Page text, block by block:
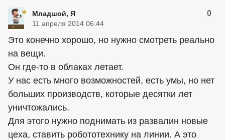
Младшой, Я 0
11 апреля 2014 06:44
Это конечно хорошо, но нужно смотреть реально
на вещи.
Он где-то в облаках летает.
У нас есть много возможностей, есть умы, но нет
больших производств, которые десятки лет
уничтожались.
Для этого нужно поднимать из развалин новые
цеха, ставить робототехнику на линии. А это